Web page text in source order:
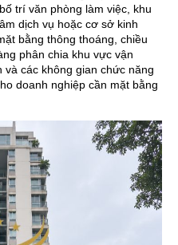
trí văn phòng làm việc, khu
dịch vụ hoặc cơ sở kinh
bằng thông thoáng, chiều
phân chia khu vực vận
và các không gian chức năng
doanh nghiệp cần mặt bằng